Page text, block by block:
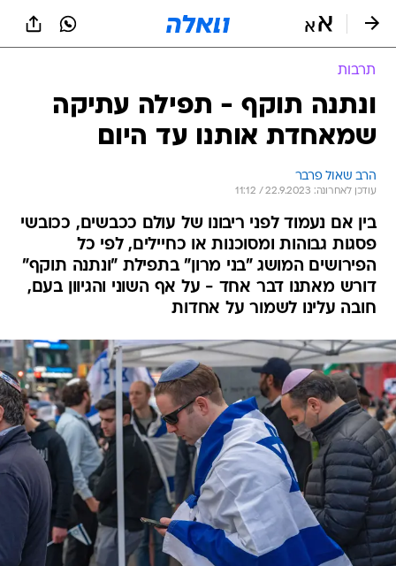
תרבות
ונתנה תוקף - תפילה עתיקה
שמאחדת אותנו עד היום
הרב שאול פרבר
עודכן לאחרונה: 22.9.2023 / 11:12
בין אם נעמוד לפני ריבונו של עולם ככבשים, ככובשי
פסגות גבוהות ומסוכנות או כחיילים, לפי כל
הפירושים המושג "בני מרון" בתפילת "ונתנה תוקף"
דורש מאתנו דבר אחד - על אף השוני והגיוון בעם,
חובה עלינו לשמור על אחדות